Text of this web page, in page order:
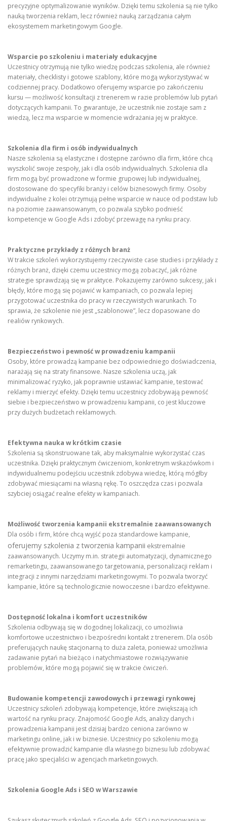
precyzyjne optymalizowanie wyników. Dzięki temu szkolenia są nie tylko
nauką tworzenia reklam, lecz również nauką zarządzania całym
ekosystemem marketingowym Google.
Wsparcie po szkoleniu i materiały edukacyjne
Uczestnicy otrzymują nie tylko wiedzę podczas szkolenia, ale również
materiały, checklisty i gotowe szablony, które mogą wykorzystywać w
codziennej pracy. Dodatkowo oferujemy wsparcie po zakończeniu
kursu — możliwość konsultacji z trenerem w razie problemów lub pytań
dotyczących kampanii. To gwarantuje, że uczestnik nie zostaje sam z
wiedzą, lecz ma wsparcie w momencie wdrażania jej w praktyce.
Szkolenia dla firm i osób indywidualnych
Nasze szkolenia są elastyczne i dostępne zarówno dla firm, które chcą
wyszkolić swoje zespoły, jak i dla osób indywidualnych. Szkolenia dla
firm mogą być prowadzone w formie grupowej lub indywidualnej,
dostosowane do specyfiki branży i celów biznesowych firmy. Osoby
indywidualne z kolei otrzymują pełne wsparcie w nauce od podstaw lub
na poziomie zaawansowanym, co pozwala szybko podnieść
kompetencje w Google Ads i zdobyć przewagę na rynku pracy.
Praktyczne przykłady z różnych branż
W trakcie szkoleń wykorzystujemy rzeczywiste case studies i przykłady z
różnych branż, dzięki czemu uczestnicy mogą zobaczyć, jak różne
strategie sprawdzają się w praktyce. Pokazujemy zarówno sukcesy, jak i
błędy, które mogą się pojawić w kampaniach, co pozwala lepiej
przygotować uczestnika do pracy w rzeczywistych warunkach. To
sprawia, że szkolenie nie jest „szablonowe”, lecz dopasowane do
realiów rynkowych.
Bezpieczeństwo i pewność w prowadzeniu kampanii
Osoby, które prowadzą kampanie bez odpowiedniego doświadczenia,
narażają się na straty finansowe. Nasze szkolenia uczą, jak
minimalizować ryzyko, jak poprawnie ustawiać kampanie, testować
reklamy i mierzyć efekty. Dzięki temu uczestnicy zdobywają pewność
siebie i bezpieczeństwo w prowadzeniu kampanii, co jest kluczowe
przy dużych budżetach reklamowych.
Efektywna nauka w krótkim czasie
Szkolenia są skonstruowane tak, aby maksymalnie wykorzystać czas
uczestnika. Dzięki praktycznym ćwiczeniom, konkretnym wskazówkom i
indywidualnemu podejściu uczestnik zdobywa wiedzę, którą mógłby
zdobywać miesiącami na własną rękę. To oszczędza czas i pozwala
szybciej osiągać realne efekty w kampaniach.
Możliwość tworzenia kampanii ekstremalnie zaawansowanych
Dla osób i firm, które chcą wyjść poza standardowe kampanie,
oferujemy szkolenia z tworzenia kampanii ekstremalnie
zaawansowanych. Uczymy m.in. strategii automatyzacji, dynamicznego
remarketingu, zaawansowanego targetowania, personalizacji reklam i
integracji z innymi narzędziami marketingowymi. To pozwala tworzyć
kampanie, które są technologicznie nowoczesne i bardzo efektywne.
Dostępność lokalna i komfort uczestników
Szkolenia odbywają się w dogodnej lokalizacji, co umożliwia
komfortowe uczestnictwo i bezpośredni kontakt z trenerem. Dla osób
preferujących naukę stacjonarną to duża zaleta, ponieważ umożliwia
zadawanie pytań na bieżąco i natychmiastowe rozwiązywanie
problemów, które mogą pojawić się w trakcie ćwiczeń.
Budowanie kompetencji zawodowych i przewagi rynkowej
Uczestnicy szkoleń zdobywają kompetencje, które zwiększają ich
wartość na rynku pracy. Znajomość Google Ads, analizy danych i
prowadzenia kampanii jest dzisiaj bardzo ceniona zarówno w
marketingu online, jak i w biznesie. Uczestnicy po szkoleniu mogą
efektywnie prowadzić kampanie dla własnego biznesu lub zdobywać
pracę jako specjaliści w agencjach marketingowych.
Szkolenia Google Ads i SEO w Warszawie